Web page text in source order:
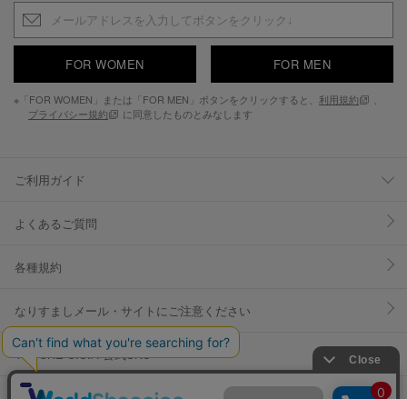
FOR WOMEN FOR MEN
※「FOR WOMEN」または「FOR MEN」ボタンをクリックすると、 利用規約
プライバシー規約
に同意したものとみなします
ご利用ガイド
よくあるご質問
各種規約
なりすましメール・サイトにご注意ください
YOSUKE U.S.A 公式SNS